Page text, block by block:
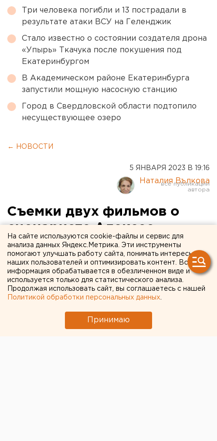
Три человека погибли и 13 пострадали в
результате атаки ВСУ на Геленджик
Стало известно о состоянии создателя дрона
«Упырь» Ткачука после покушения под
Екатеринбургом
В Академическом районе Екатеринбурга
запустили мощную насосную станцию
Город в Свердловской области подтопило
несуществующее озеро
← НОВОСТИ
5 ЯНВАРЯ 2023 В 19:16
Наталия Вълкова
Съемки двух фильмов о
сценаристе Алексее
Саморядове пройдут в
Оренбурге
На сайте используются cookie-файлы и сервис для
анализа данных Яндекс.Метрика. Эти инструменты
помогают улучшать работу сайта, понимать интересы
наших пользователей и оптимизировать контент. Вся
информация обрабатывается в обезличенном виде и
используется только для статистического анализа.
Продолжая использовать сайт, вы соглашаетесь с нашей
Политикой обработки персональных данных
Принимаю